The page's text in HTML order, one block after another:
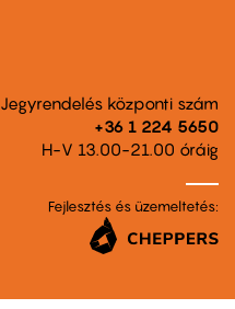
Jegyrendelés központi szám
+36 1 224 5650
H-V 13.00-21.00 óráig
Fejlesztés és üzemeltetés: